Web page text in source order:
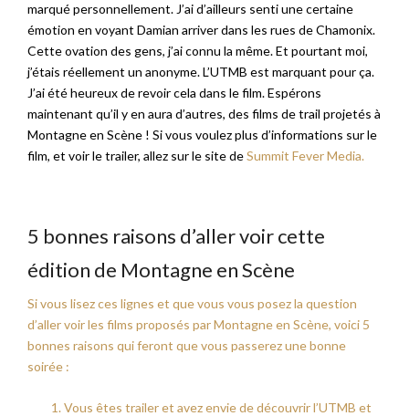
marqué personnellement. J’ai d’ailleurs senti une certaine
émotion en voyant Damian arriver dans les rues de Chamonix.
Cette ovation des gens, j’ai connu la même. Et pourtant moi,
j’étais réellement un anonyme. L’UTMB est marquant pour ça.
J’ai été heureux de revoir cela dans le film. Espérons
maintenant qu’il y en aura d’autres, des films de trail projetés à
Montagne en Scène ! Si vous voulez plus d’informations sur le
film, et voir le trailer, allez sur le site deSummit Fever Media.
5 bonnes raisons d’aller voir cette
édition de Montagne en Scène
Si vous lisez ces lignes et que vous vous posez la question
d’aller voir les films proposés par Montagne en Scène, voici 5
bonnes raisons qui feront que vous passerez une bonne
soirée :
Vous êtes trailer et avez envie de découvrir l’UTMB et